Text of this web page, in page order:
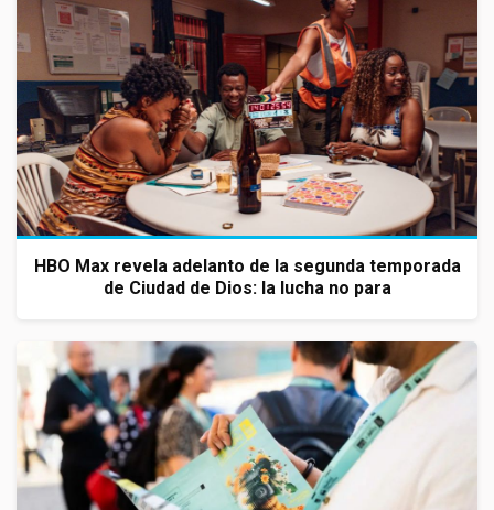
HBO Max revela adelanto de la segunda temporada
de Ciudad de Dios: la lucha no para